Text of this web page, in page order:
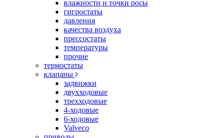
влажности и точки росы
гигростаты
давления
качества воздуха
прессостаты
температуры
прочие
термостаты
клапаны
задвижки
двухходовые
трехходовые
4-ходовые
6-ходовые
Valveco